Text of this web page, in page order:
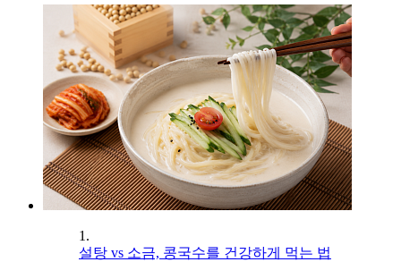
1.
설탕 vs 소금, 콩국수를 건강하게 먹는 법